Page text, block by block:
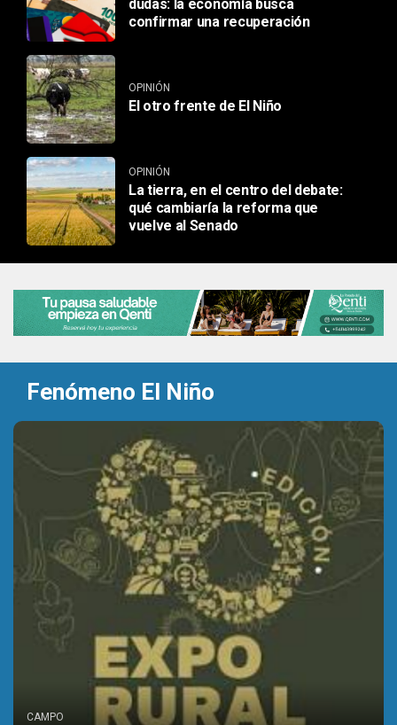
dudas: la economía busca
confirmar una recuperación
OPINIÓN
El otro frente de El Niño
OPINIÓN
La tierra, en el centro del debate:
qué cambiaría la reforma que
vuelve al Senado
Fenómeno El Niño
CAMPO